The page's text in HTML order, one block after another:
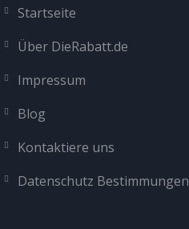
Startseite
Über DieRabatt.de
Impressum
Blog
Kontaktiere uns
Datenschutz Bestimmungen